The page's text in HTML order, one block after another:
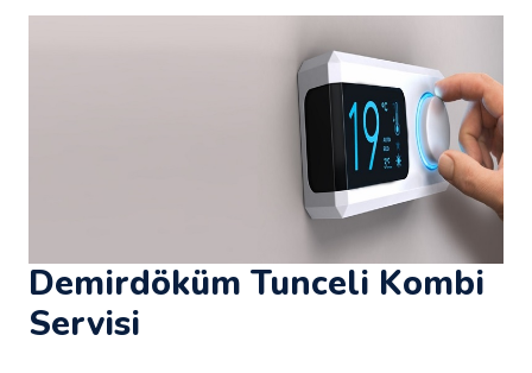
Demirdöküm Tunceli Kombi
Servisi